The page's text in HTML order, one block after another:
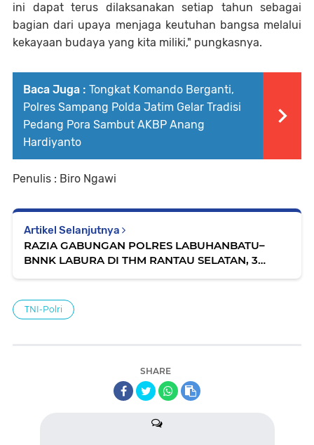
ini dapat terus dilaksanakan setiap tahun sebagai
bagian dari upaya menjaga keutuhan bangsa melalui
kekayaan budaya yang kita miliki," pungkasnya.
Baca Juga : Tongkat Komando Berganti,
Polres Sampang Polda Jatim Gelar Tradisi
Pedang Pora Sambut AKBP Anang
Hardiyanto
Penulis : Biro Ngawi
Artikel Selanjutnya
RAZIA GABUNGAN POLRES LABUHANBATU–
BNNK LABURA DI THM RANTAU SELATAN, 3
TNI-Polri
SHARE